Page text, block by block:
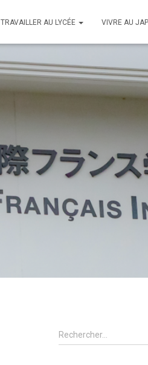
TRAVAILLER AU LYCÉE VIVRE AU
R
e
Rechercher…